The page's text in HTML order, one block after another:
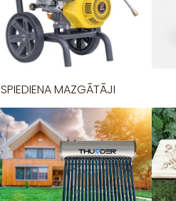
SPIEDIENA MAZGĀTĀJI